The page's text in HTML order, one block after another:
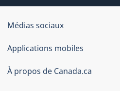
Organisation
du
gouvernement
du
Médias sociaux
Applications mobiles
À propos de Canada.ca